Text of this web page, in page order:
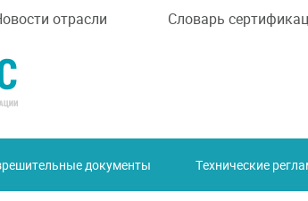
отрасли Словарь
документы Технические